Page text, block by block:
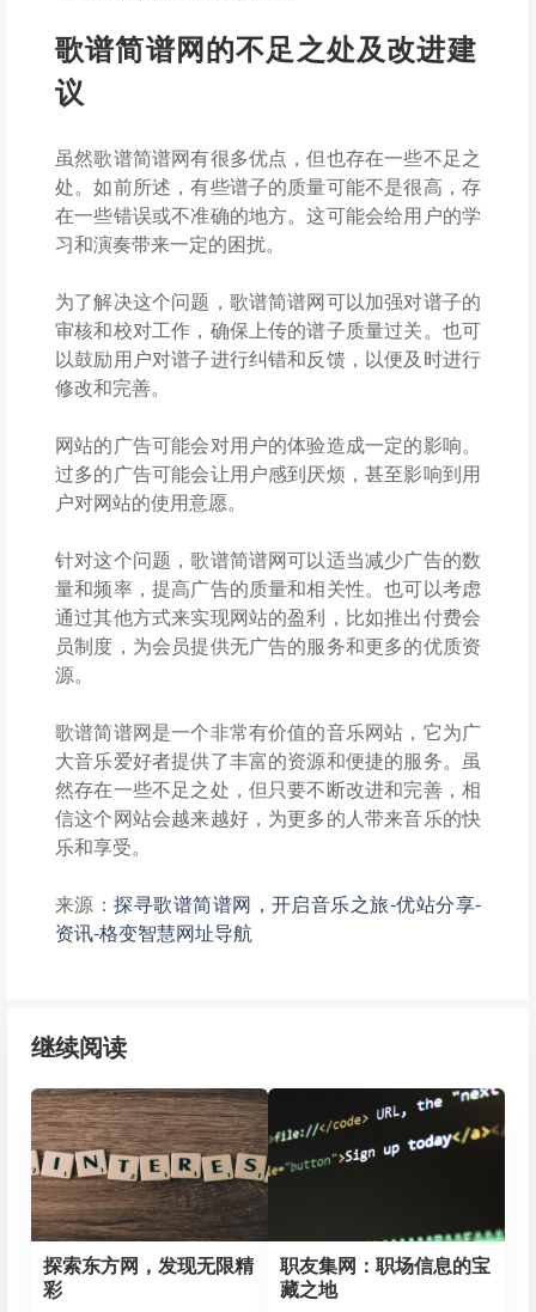
歌谱简谱网的不足之处及改进建
议
虽然歌谱简谱网有很多优点，但也存在一些不足之
处。如前所述，有些谱子的质量可能不是很高，存
在一些错误或不准确的地方。这可能会给用户的学
习和演奏带来一定的困扰。
为了解决这个问题，歌谱简谱网可以加强对谱子的
审核和校对工作，确保上传的谱子质量过关。也可
以鼓励用户对谱子进行纠错和反馈，以便及时进行
修改和完善。
网站的广告可能会对用户的体验造成一定的影响。
过多的广告可能会让用户感到厌烦，甚至影响到用
户对网站的使用意愿。
针对这个问题，歌谱简谱网可以适当减少广告的数
量和频率，提高广告的质量和相关性。也可以考虑
通过其他方式来实现网站的盈利，比如推出付费会
员制度，为会员提供无广告的服务和更多的优质资
源。
歌谱简谱网是一个非常有价值的音乐网站，它为广
大音乐爱好者提供了丰富的资源和便捷的服务。虽
然存在一些不足之处，但只要不断改进和完善，相
信这个网站会越来越好，为更多的人带来音乐的快
乐和享受。
来源：探寻歌谱简谱网，开启音乐之旅-优站分享-
资讯-格变智慧网址导航
继续阅读
探索东方网，发现无限精
彩
职友集网：职场信息的宝
藏之地